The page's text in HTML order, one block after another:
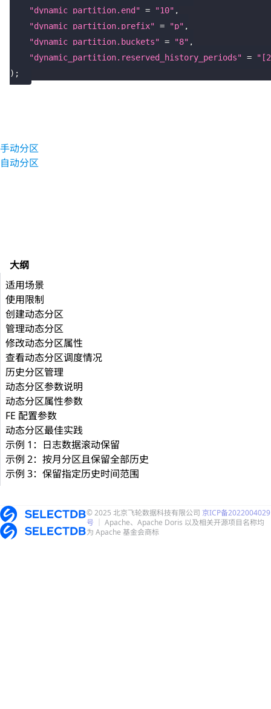
"dynamic_partition.end" = "10"
"dynamic_partition.prefix" = "p"
"dynamic_partition.buckets" = "8"
"dynamic_partition.reserved_history_periods" =
) ;
手动分区
自动分区
大纲
适用场景
使用限制
创建动态分区
管理动态分区
修改动态分区属性
查看动态分区调度情况
历史分区管理
动态分区参数说明
动态分区属性参数
FE 配置参数
动态分区最佳实践
示例 1：日志数据滚动保留
示例 2：按月分区且保留全部历史
示例 3：保留指定历史时间范围
© 2025 北京飞轮数据科技有限公司 京ICP备2022004029
号
｜ Apache、Apache Doris 以及相关开源项目名称均
为 Apache 基金会商标